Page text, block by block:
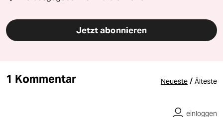
Jetzt abonnieren
1 Kommentar Neueste / Älteste
einloggen